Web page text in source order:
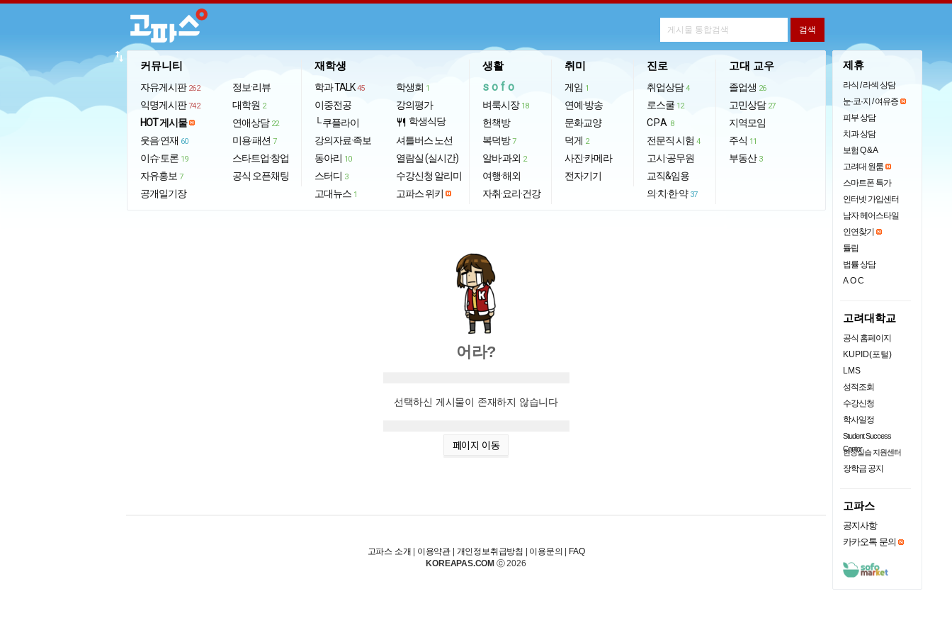
커뮤니티
자유게시판 262
익명게시판 742
HOT 게시물
웃음·연재 60
이슈·토론 19
자유홍보 7
공개일기장
정보·리뷰
대학원 2
연애상담 22
미용·패션 7
스타트업·창업
공식 오픈채팅
재학생
학과 TALK 45
이중전공
└ 쿠플라이
강의자료·족보
동아리 10
스터디 3
고대뉴스 1
학생회 1
강의평가
restaurant 학생식당
셔틀버스 노선
열람실 (실시간)
수강신청 알리미
고파스 위키
생활
sofo
벼룩시장 18
헌책방
복덕방 7
알바·과외 2
여행·해외
자취·요리·건강
취미
게임 1
연예·방송
문화교양
덕게 2
사진·카메라
전자기기
진로
취업상담 4
로스쿨 12
CPA 8
전문직 시험 4
고시·공무원
교직&임용
의·치·한·약 37
고대 교우
졸업생 26
고민상담 27
지역모임
주식 11
부동산 3
import_export
어라?
선택하신 게시물이 존재하지 않습니다
페이지 이동
제휴
라식 / 라섹 상담
눈·코·지 / 여유증
피부 상담
치과 상담
보험 Q & A
고려대 원룸
스마트폰 특가
인터넷 가입센터
남자 헤어스타일
인연찾기
튤립
법률 상담
AOC
고려대학교
공식 홈페이지
KUPID(포털)
LMS
성적조회
수강신청
학사일정
Student Success
Center
현장실습 지원센터
장학금 공지
고파스
공지사항
카카오톡 문의
고파스 소개 이용약관 개인정보취급방침 이용문의
FAQ
KOREAPAS.COM ⓒ 2026